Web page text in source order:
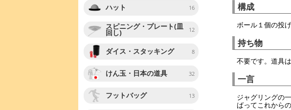
ハット 16
スピニング・プレート(皿
回し) 12
ダイス・スタッキング 8
けん玉・日本の道具 32
フットバッグ 13
構成
ボール１個の投
持ち物
不要です。道具
一言
ジャグリングの
ばってこれから